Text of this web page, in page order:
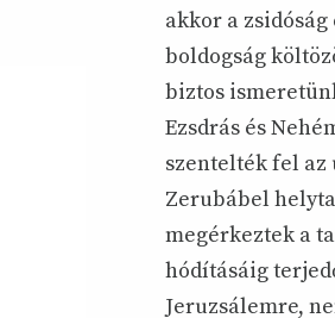
akkor a
boldogság
biztos
Ezsdrás és
szentelték fel
Zerubábel
megérkeztek a
hódításáig
Jeruzsálemre,